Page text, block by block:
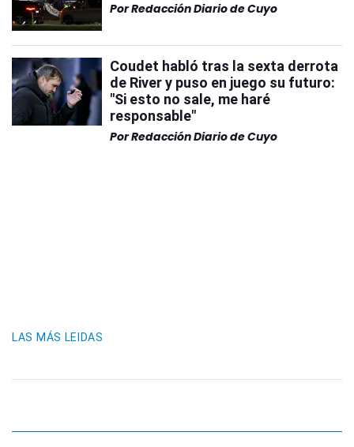
PorRedacción Diario de Cuyo
Coudet habló tras la sexta derrota
de River y puso en juego su futuro:
"Si esto no sale, me haré
responsable"
PorRedacción Diario de Cuyo
LAS MÁS LEIDAS